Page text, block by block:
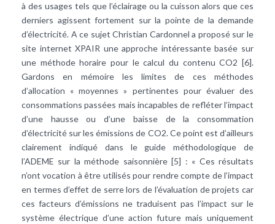
à des usages tels que l’éclairage ou la cuisson alors que ces
derniers agissent fortement sur la pointe de la demande
d’électricité. A ce sujet Christian Cardonnel a proposé sur le
site internet XPAIR une approche intéressante basée sur
une méthode horaire pour le calcul du contenu CO2 [6].
Gardons en mémoire les limites de ces méthodes
d’allocation « moyennes » pertinentes pour évaluer des
consommations passées mais incapables de refléter l’impact
d’une hausse ou d’une baisse de la consommation
d’électricité sur les émissions de CO2. Ce point est d’ailleurs
clairement indiqué dans le guide méthodologique de
l’ADEME sur la méthode saisonnière [5] : « Ces résultats
n’ont vocation à être utilisés pour rendre compte de l’impact
en termes d’effet de serre lors de l’évaluation de projets car
ces facteurs d’émissions ne traduisent pas l’impact sur le
système électrique d’une action future mais uniquement